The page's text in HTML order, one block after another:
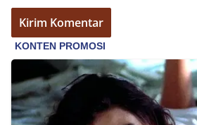
Indonesia.‎‎”Kami
warga agar mulai
bendera Merah Putih di
masing secara penuh. Ini
penghormatan kita
perjuangan para pahlawan
kemerdekaan,” ujar Aiptu